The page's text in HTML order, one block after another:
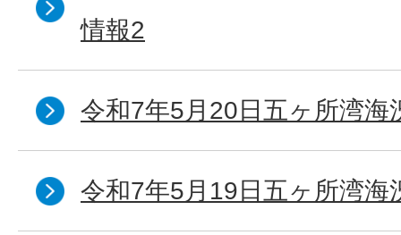
情報2
令和7年5月20日五ヶ所湾海
令和7年5月19日五ヶ所湾海